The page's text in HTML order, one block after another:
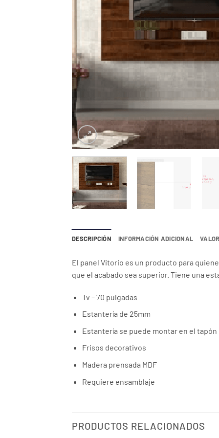
DESCRIPCIÓN INFORMACIÓN ADICIONAL
El panel Vitorio es un producto para
que el acabado sea superior. Tiene una
Tv – 70 pulgadas
Estantería de 25mm
Estantería se puede montar en el
Frisos decorativos
Madera prensada MDF
Requiere ensamblaje
PRODUCTOS RELACIONADOS